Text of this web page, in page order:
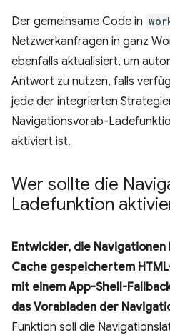
Der gemeinsame Code in
Netzwerkanfragen in ganz
ebenfalls aktualisiert, um
Antwort zu nutzen, falls
jede der integrierten
Navigationsvorab-
aktiviert ist.
Wer sollte die
Ladefunktion
Entwickler, die
Cache gespeichertem
mit einem App-Shell-
das Vorabladen der
Funktion soll die